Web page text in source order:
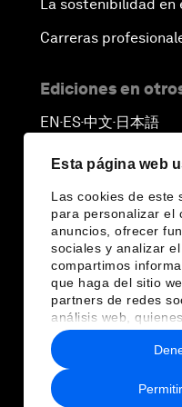
Esta página web
Las cookies de este
para personalizar el
anuncios, ofrecer
sociales y analizar el
compartimos
que haga del sitio
partners de redes
análisis web,
combinarla con otra
haya proporcionado
recopilado a partir
hecho de sus
La sostenibilidad en
Carreras
Ediciones en
EN ▪ ES▪中文▪ 日本語